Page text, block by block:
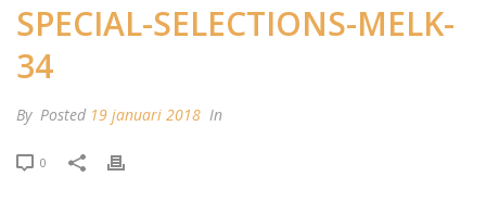
SPECIAL-SELECTIONS-MELK-
34
By Posted 19 januari 2018 In
0